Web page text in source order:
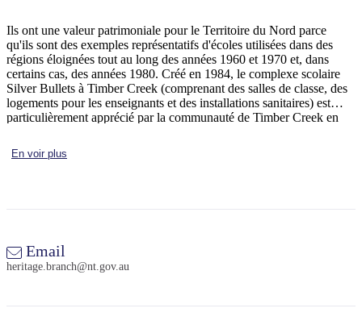
Îles
Tiwi
Terre
d'Arnhem
Est
Parc
national
Karlu
La
pêche
Rechercher:
Ils ont une valeur patrimoniale pour le Territoire du Nord parce
qu'ils sont des exemples représentatifs d'écoles utilisées dans des
régions éloignées tout au long des années 1960 et 1970 et, dans
certains cas, des années 1980. Créé en 1984, le complexe scolaire
Silver Bullets à Timber Creek (comprenant des salles de classe, des
logements pour les enseignants et des installations sanitaires) est
particulièrement apprécié par la communauté de Timber Creek en
éducative du canton.
En voir plus
Email
heritage.branch@nt.gov.au